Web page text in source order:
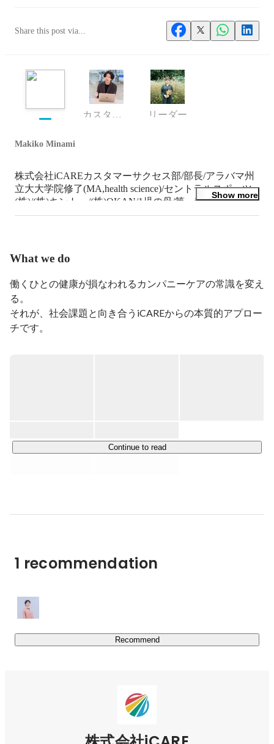
Share this post via...
カスタマーサクセス部マネージャー リーダー
Makiko Minami
株式会社iCAREカスタマーサクセス部/部長/アラバマ州
立大大学院修了(MA,health science)/セントラルスポーツ
(株)/(株)キントー/(株)OKAN/1児の母/第一種衛生管理者/
健康経営アドバイザー/食生活アドバイザー/日本茶アド
Show more
What we do
働くひとの健康が損なわれるカンパニーケアの常識を変え
る。
それが、社会課題と向き合うiCAREからの本質的アプロー
チです。
彼らがもっと輝くことで、働くひとの健康に関する環境や
なる好循環の実現。
Continue to read
1 recommendation
Recommend